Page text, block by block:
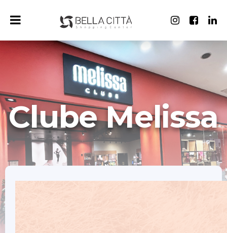
Clube Melissa